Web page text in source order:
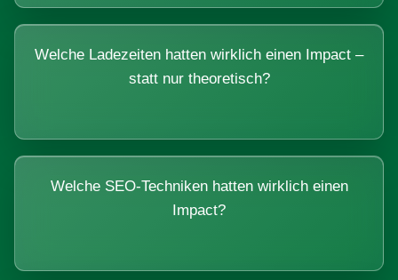
Welche Ladezeiten hatten wirklich einen Impact –
statt nur theoretisch?
Welche SEO-Techniken hatten wirklich einen
Impact?